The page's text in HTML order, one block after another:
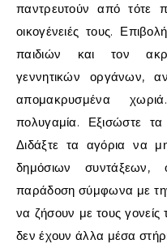
παντρευτούν από τότε
οικογένειές τους.
παιδιών και τον
γεννητικών οργάνων,
απομακρυσμένα
πολυγαμία. Εξισώστε
Διδάξτε τα αγόρια να
δημόσιων συντάξεων,
παράδοση σύμφωνα με
να ζήσουν με τους γονείς
δεν έχουν άλλα μέσα